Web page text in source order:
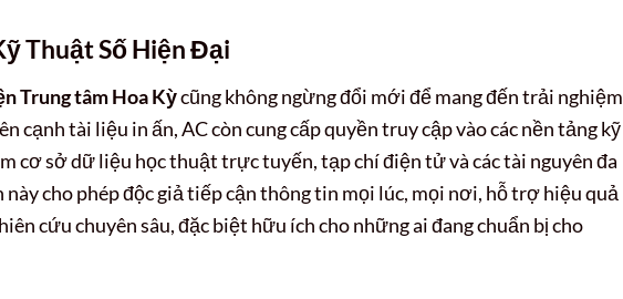
Thuật Số Hiện Đại
Trung tâm Hoa Kỳcũng không ngừng đổi mới để mang đến trải nghiệm
cạnh tài liệu in ấn, AC còn cung cấp quyền truy cập vào các nền tảng kỹ
cơ sở dữ liệu học thuật trực tuyến, tạp chí điện tử và các tài nguyên đa
cho phép độc giả tiếp cận thông tin mọi lúc, mọi nơi, hỗ trợ hiệu quả
cứu chuyên sâu, đặc biệt hữu ích cho những ai đang chuẩn bị cho